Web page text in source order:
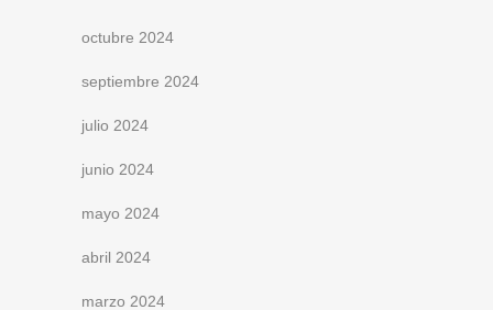
octubre 2024
septiembre 2024
julio 2024
junio 2024
mayo 2024
abril 2024
marzo 2024